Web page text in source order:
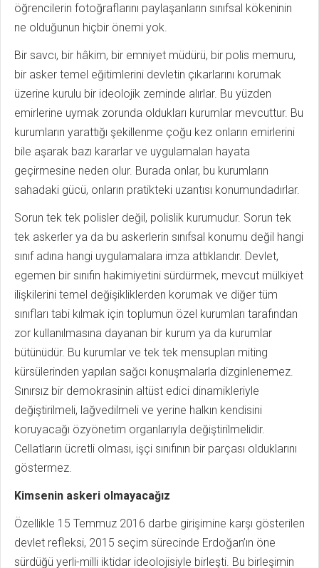
öğrencilerin fotoğraflarını paylaşanların sınıfsal kökeninin
ne olduğunun hiçbir önemi yok.
Bir savcı, bir hâkim, bir emniyet müdürü, bir polis memuru,
bir asker temel eğitimlerini devletin çıkarlarını korumak
üzerine kurulu bir ideolojik zeminde alırlar. Bu yüzden
emirlerine uymak zorunda oldukları kurumlar mevcuttur. Bu
kurumların yarattığı şekillenme çoğu kez onların emirlerini
bile aşarak bazı kararlar ve uygulamaları hayata
geçirmesine neden olur. Burada onlar, bu kurumların
sahadaki gücü, onların pratikteki uzantısı konumundadırlar.
Sorun tek tek polisler değil, polislik kurumudur. Sorun tek
tek askerler ya da bu askerlerin sınıfsal konumu değil hangi
sınıf adına hangi uygulamalara imza attıklarıdır. Devlet,
egemen bir sınıfın hakimiyetini sürdürmek, mevcut mülkiyet
ilişkilerini temel değişikliklerden korumak ve diğer tüm
sınıfları tabi kılmak için toplumun özel kurumları tarafından
zor kullanılmasına dayanan bir kurum ya da kurumlar
bütünüdür. Bu kurumlar ve tek tek mensupları miting
kürsülerinden yapılan sağcı konuşmalarla dizginlenemez.
Sınırsız bir demokrasinin altüst edici dinamikleriyle
değiştirilmeli, lağvedilmeli ve yerine halkın kendisini
koruyacağı özyönetim organlarıyla değiştirilmelidir.
Cellatların ücretli olması, işçi sınıfının bir parçası olduklarını
göstermez.
Kimsenin askeri olmayacağız
Özellikle 15 Temmuz 2016 darbe girişimine karşı gösterilen
devlet refleksi, 2015 seçim sürecinde Erdoğan’ın öne
sürdüğü yerli-milli iktidar ideolojisiyle birleşti. Bu birleşimin